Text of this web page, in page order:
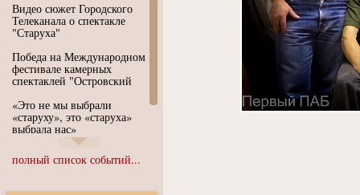
Видео сюжет Городского
Телеканала о спектакле
"Старуха"
Победа на Международном
фестивале камерных
спектаклей "Островский
«Это не мы выбрали
«старуху», это «старуха»
выбрала нас»
Иммерсивный спектакль
"Язык чистого полета
полный список событий...